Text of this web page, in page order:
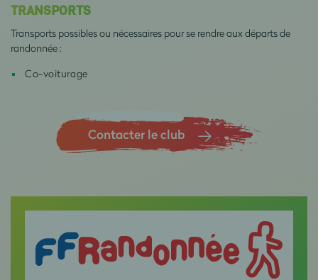
TRANSPORTS
Transports possibles ou nécessaires pour se rendre aux départs de
randonnée :
Co-voiturage
Contacter le club